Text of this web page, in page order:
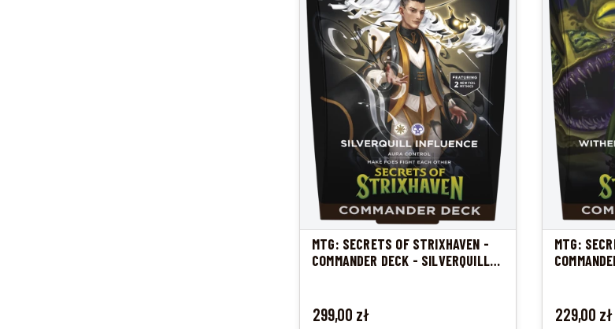
MTG: SECRETS OF STRIXHAVEN -
COMMANDER DECK - SILVERQUILL
Cena
299,00 zł
MTG:
Cena
229,00 zł